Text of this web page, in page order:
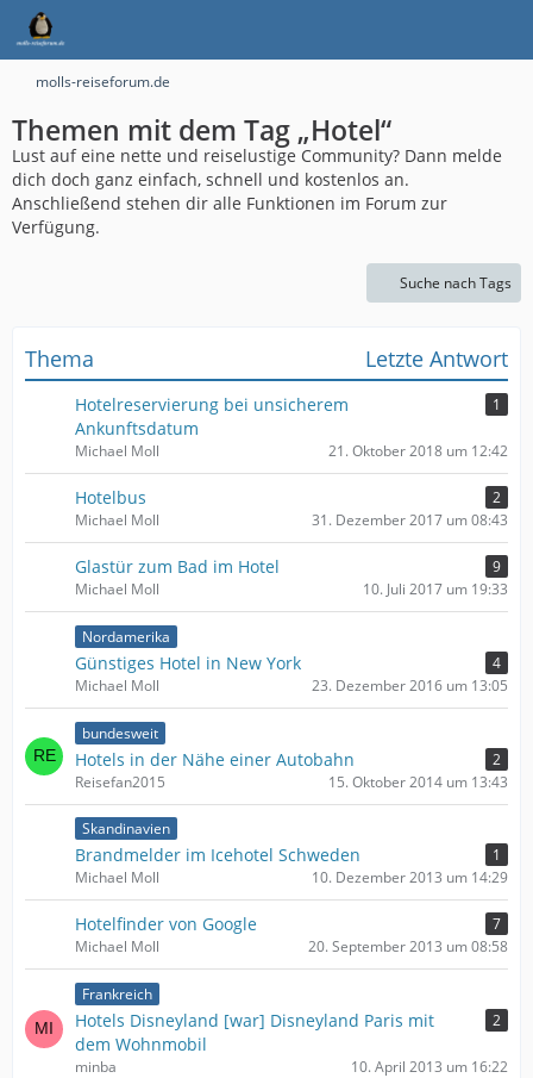
molls-reiseforum.de
Themen mit dem Tag „Hotel“
Lust auf eine nette und reiselustige Community? Dann melde
dich doch ganz einfach, schnell und kostenlos an.
Anschließend stehen dir alle Funktionen im Forum zur
Verfügung.
Suche nach Tags
Thema Letzte Antwort
Hotelreservierung bei unsicherem
Ankunftsdatum
1
Michael Moll 21. Oktober 2018 um 12:42
Hotelbus
2
Michael Moll
31. Dezember 2017 um 08:43
Glastür zum Bad im Hotel
9
Michael Moll
10. Juli 2017 um 19:33
Nordamerika
Günstiges Hotel in New York
4
Michael Moll
23. Dezember 2016 um 13:05
bundesweit
Hotels in der Nähe einer Autobahn
2
Reisefan2015
15. Oktober 2014 um 13:43
Skandinavien
Brandmelder im Icehotel Schweden
1
Michael Moll
10. Dezember 2013 um 14:29
Hotelfinder von Google
7
Michael Moll
20. September 2013 um 08:58
Frankreich
Hotels Disneyland [war] Disneyland Paris mit
dem Wohnmobil
2
minba 10. April 2013 um 16:22